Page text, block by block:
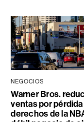
NEGOCIOS
Warner Bros.
ventas por
derechos de la